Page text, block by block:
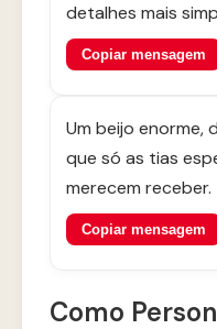
detalhes mais
Copiar mensagem
Um beijo enorme,
que só as tias
merecem receber.
Copiar mensagem
Como